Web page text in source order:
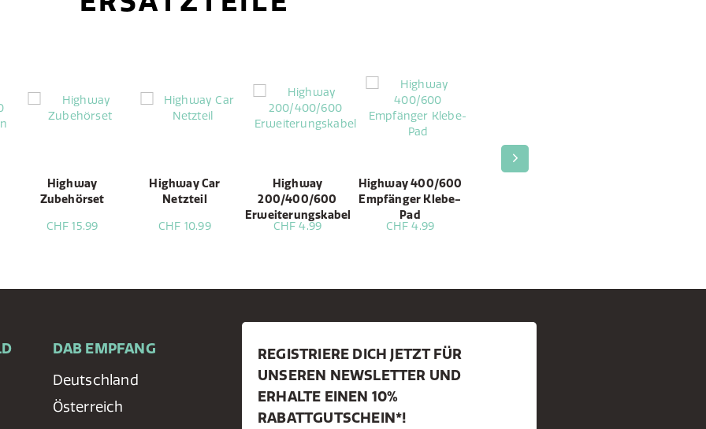
Highway
Zubehörset
CHF 15.99
Highway Car
Netzteil
CHF 10.99
Highway
200/400/600
Erweiterungskabel
CHF 4.99
Highway 400/600
Empfänger Klebe-
Pad
CHF 4.99
DAB EMPFANG
Deutschland
Österreich
REGISTRIERE DICH JETZT FÜR
UNSEREN NEWSLETTER UND
ERHALTE EINEN 10%
RABATTGUTSCHEIN*!